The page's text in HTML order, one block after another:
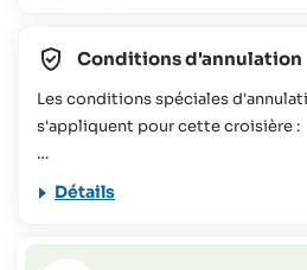
dans notreFAQs
mobilité réduite (veuillez
d'informations).
Conditions d'annulation
Les conditions spéciales
s'appliquent pour cette croisière :
120 jours ou plus avant l'arrivée =
Détails